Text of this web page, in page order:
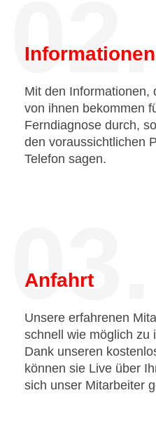
02.
Informationen
Mit den Informationen,
von ihnen bekommen
Ferndiagnose durch,
den voraussichtlichen
Telefon sagen.
03.
Anfahrt
Unsere erfahrenen
schnell wie möglich zu
Dank unseren
können sie Live über
sich unser Mitarbeiter